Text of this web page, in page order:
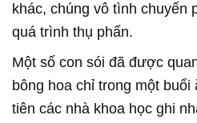
khác, chúng vô tình chuyển
quá trình thụ phấn.
Một số con sói đã được
bông hoa chỉ trong một
tiên các nhà khoa học ghi